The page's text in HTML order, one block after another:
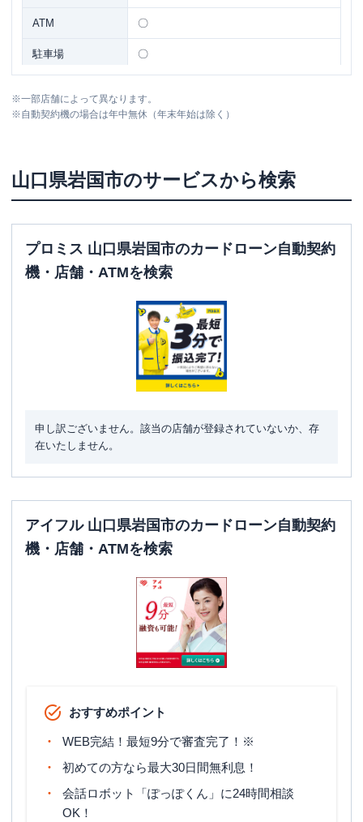
ATM 〇
駐車場 〇
※一部店舗によって異なります。
※自動契約機の場合は年中無休（年末年始は除く）
山口県岩国市のサービスから検索
プロミス 山口県岩国市のカードローン自動契約
機・店舗・ATMを検索
申し訳ございません。該当の店舗が登録されていないか、存
在いたしません。
アイフル 山口県岩国市のカードローン自動契約
機・店舗・ATMを検索
おすすめポイント
WEB完結！最短9分で審査完了！※
初めての方なら最大30日間無利息！
会話ロボット「ぽっぽくん」に24時間相談
OK！